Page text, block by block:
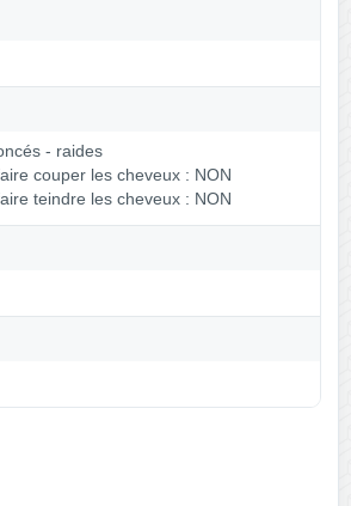
- raides
couper les cheveux : NON
teindre les cheveux : NON